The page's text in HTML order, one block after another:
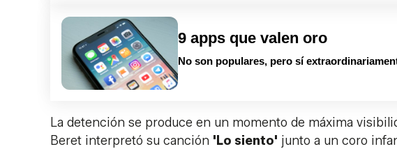
9 apps que valen oro
No son populares, pero sí
La detención se produce en un momento de máxima
Beret interpretó su canción 'Lo siento' junto a un coro